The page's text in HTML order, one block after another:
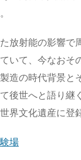
放射能の影響で
いて、今なおそ
造の時代背景と
後世へと語り継
界文化遺産に登
場